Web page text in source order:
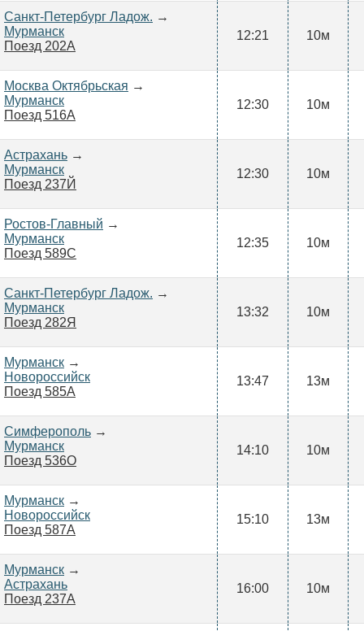
Санкт-Петербург Ладож. →
Мурманск
Поезд 202А
12:21 10м
Москва Октябрьская →
Мурманск
Поезд 516А
12:30 10м
Астрахань →
Мурманск
Поезд 237Й
12:30 10м
Ростов-Главный →
Мурманск
Поезд 589С
12:35 10м
Санкт-Петербург Ладож. →
Мурманск
Поезд 282Я
13:32 10м
Мурманск →
Новороссийск
Поезд 585А
13:47 13м
Симферополь →
Мурманск
Поезд 536О
14:10 10м
Мурманск →
Новороссийск
Поезд 587А
15:10 13м
Мурманск →
Астрахань
Поезд 237А
16:00 10м